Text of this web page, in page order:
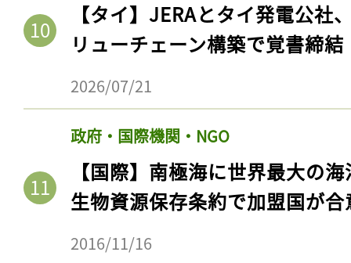
【タイ】JERAとタイ発電公社
リューチェーン構築で覚書締結
2026/07/21
政府・国際機関・NGO
【国際】南極海に世界最大の
生物資源保存条約で加盟国が合
2016/11/16
記事をお気に入りに